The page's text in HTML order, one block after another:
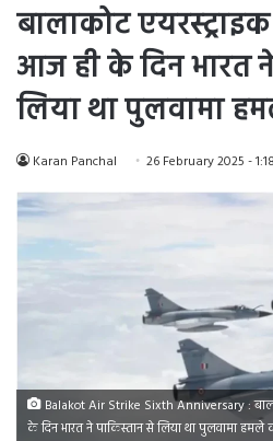
बालाकोट
आज ही के दिन भारत
लिया था पुलवामा
Karan Panchal 26 February 2025 -
Balakot Air Strike Sixth Anniversary :
के दिन भारत ने पाकिस्तान से लिया था पुलवामा हमले